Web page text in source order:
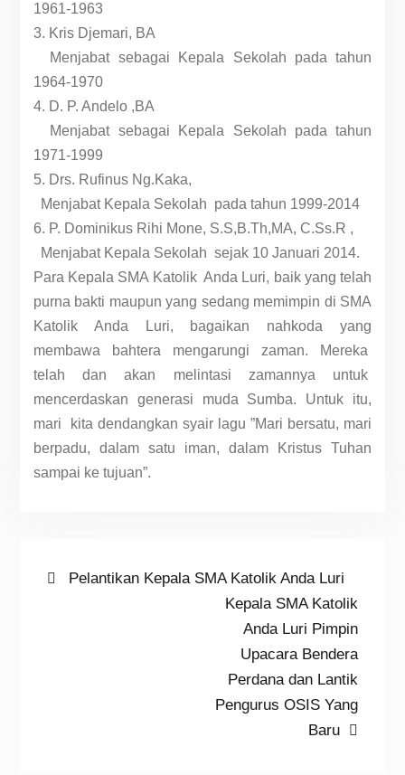
1961-1963
3. Kris Djemari, BA
Menjabat sebagai Kepala Sekolah pada tahun
1964-1970
4. D. P. Andelo ,BA
Menjabat sebagai Kepala Sekolah pada tahun
1971-1999
5. Drs. Rufinus Ng.Kaka,
Menjabat Kepala Sekolah pada tahun 1999-2014
6. P. Dominikus Rihi Mone, S.S,B.Th,MA, C.Ss.R ,
Menjabat Kepala Sekolah sejak 10 Januari 2014.
Para Kepala SMA Katolik Anda Luri, baik yang telah
purna bakti maupun yang sedang memimpin di SMA
Katolik Anda Luri, bagaikan nahkoda yang
membawa bahtera mengarungi zaman. Mereka
telah dan akan melintasi zamannya untuk
mencerdaskan generasi muda Sumba. Untuk itu,
mari kita dendangkan syair lagu ”Mari bersatu, mari
berpadu, dalam satu iman, dalam Kristus Tuhan
sampai ke tujuan”.
Navigasi
Previous
Pelantikan Kepala SMA Katolik Anda Luri
Next
post:
Kepala SMA Katolik
Anda Luri Pimpin
Upacara Bendera
Perdana dan Lantik
Pengurus OSIS Yang
Baru